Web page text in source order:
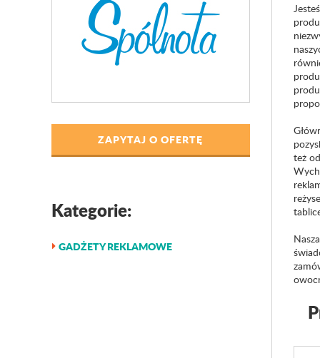
ZAPYTAJ O OFERTĘ
Kategorie:
GADŻETY REKLAMOWE
też